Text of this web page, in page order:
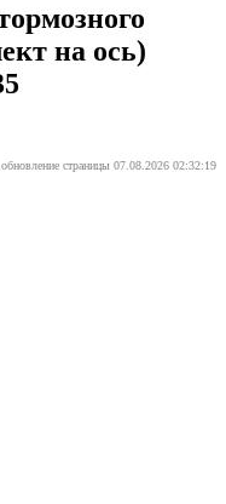
на ось)
страницы 07.08.2026 02:32:19